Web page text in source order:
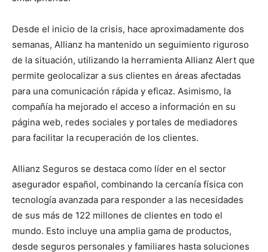
Desde el inicio de la crisis, hace aproximadamente dos
semanas, Allianz ha mantenido un seguimiento riguroso
de la situación, utilizando la herramienta Allianz Alert que
permite geolocalizar a sus clientes en áreas afectadas
para una comunicación rápida y eficaz. Asimismo, la
compañía ha mejorado el acceso a información en su
página web, redes sociales y portales de mediadores
para facilitar la recuperación de los clientes.
Allianz Seguros se destaca como líder en el sector
asegurador español, combinando la cercanía física con
tecnología avanzada para responder a las necesidades
de sus más de 122 millones de clientes en todo el
mundo. Esto incluye una amplia gama de productos,
desde seguros personales y familiares hasta soluciones